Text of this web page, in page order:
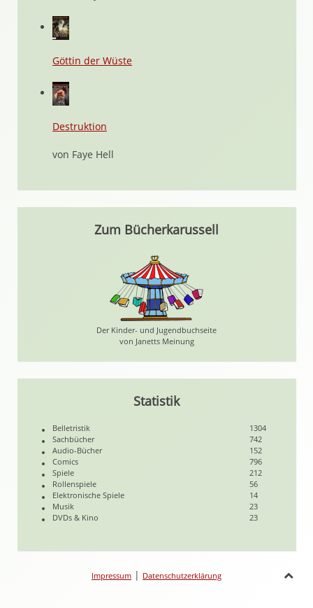
Göttin der Wüste
Destruktion
von Faye Hell
Zum Bücherkarussell
Der Kinder- und Jugendbuchseite
von Janetts Meinung
Statistik
Belletristik
1304
Sachbücher
742
Audio-Bücher
152
Comics
796
Spiele
212
Rollenspiele
56
Elektronische Spiele
14
Musik
23
DVDs & Kino
23
Impressum | Datenschutzerklärung